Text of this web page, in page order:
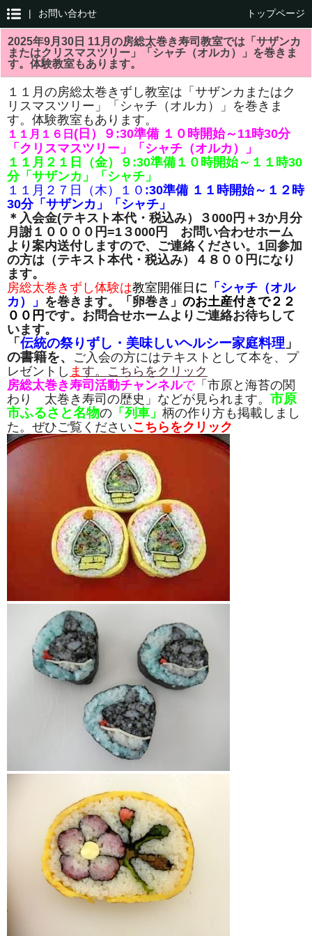
| お問い合わせ トップページ
2025年9月30日 11月の房総太巻き寿司教室では「サザンカ
またはクリスマスツリー」「シャチ（オルカ）」を巻きま
す。体験教室もあります。
１１月の房総太巻きずし教室は「サザンカまたはク
リスマスツリー」「シャチ（オルカ）」を巻きま
す。体験教室もあります。
１１月１６ 日 (日）
９:30準備 １０時開始～11時30分
「クリスマスツリー」「シャチ（オルカ）」
１１月２１日（金）９ :30準備１０時開始～１１時30
分「サザンカ」「シャチ」
１１月２７日（木）１０ :30準備 １１時開始～１２時
30分「サザンカ」「シャチ」
＊入会金(テキスト本代・税込み）３000円＋3か月分
月謝１００００円=1３000円 お問い合わせホーム
より案内送付しますので、ご連絡ください。 1回参加
の方は（テキスト本代・税込み）４８００ 円になり
ます。
房総太巻きずし体験は教室開催日 に 「シャチ（オル
カ）」 を巻きます。「卵巻き」 のお土産付きで２２
００円 です。お問合せホームよりご連絡お待ちして
います。
「 伝統の祭りずし・美味しいヘルシー家庭料理 」
の書籍を、
ご入会の方にはテキストとして本を、プ
レゼントし ま す。こちらをクリック
房総太巻き寿司活動チャンネルで「市原と海苔の関
わり 太巻き寿司の歴史」などが見られます。 市原
市ふるさと名物の 「列車」 柄の作り方も掲載しまし
た。ぜひご覧くださいこちらをクリック